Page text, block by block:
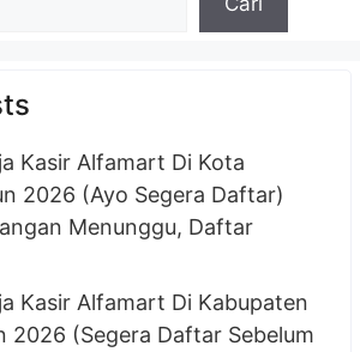
Kasir Alfamart Di Kota
2026 (Ayo Segera Daftar)
Menunggu, Daftar
Kasir Alfamart Di Kabupaten
2026 (Segera Daftar Sebelum